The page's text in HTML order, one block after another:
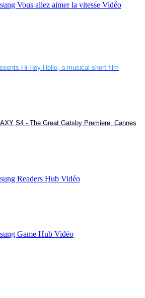
Vous allez aimer la vitesse Vidéo
Hi Hey Hello, a musical short film
S4 - The Great Gatsby Premiere, Cannes
Readers Hub Vidéo
Game Hub Vidéo